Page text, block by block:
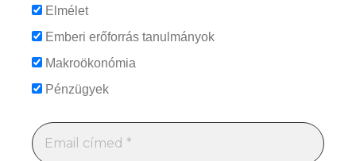
Elmélet
Emberi erőforrás tanulmányok
Makroökonómia
Pénzügyek